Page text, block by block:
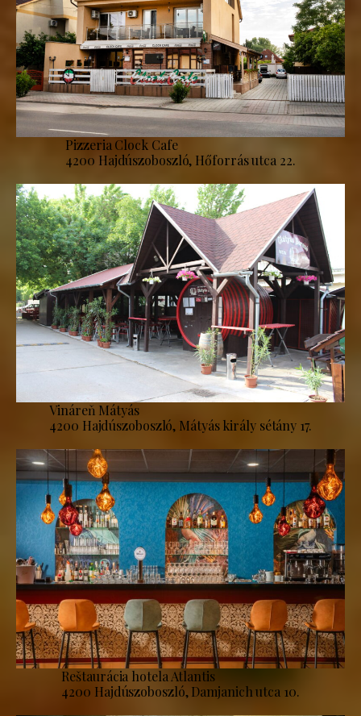
Pizzeria Clock Cafe
4200 Hajdúszoboszló, Hőforrás utca 22.
Vináreň Mátyás
4200 Hajdúszoboszló, Mátyás király sétány 17.
Reštaurácia hotela Atlantis
4200 Hajdúszoboszló, Damjanich utca 10.